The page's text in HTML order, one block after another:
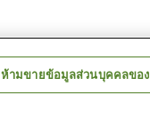
ห้ามขายข้อมูลส่วนบุคคลขอ